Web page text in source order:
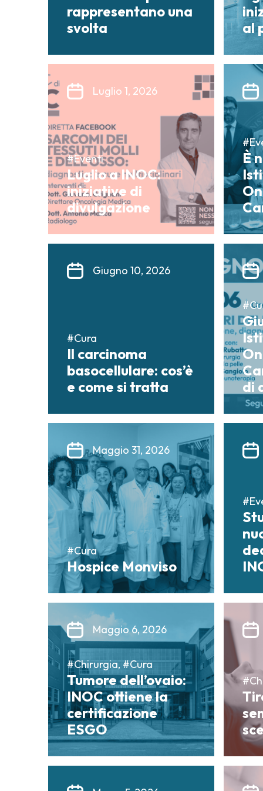
rappresentano una
svolta
al
Luglio 1, 2026
#Eventi
Luglio a INOC:
iniziative di
divulgazione
È
Giugno 10, 2026
#Cura
Il carcinoma
basocellulare: cos’è
e come si tratta
di
Maggio 31, 2026
#Cura
Hospice Monviso
Maggio 6, 2026
#Chirurgia, #Cura
Tumore dell’ovaio:
INOC ottiene la
certificazione
ESGO